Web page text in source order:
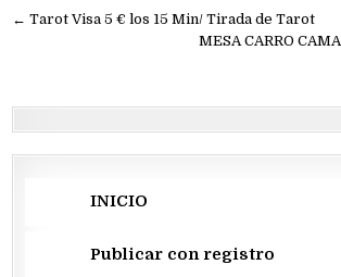
Navegación
← Tarot Visa 5 € los 15 Min/ Tirada de Tarot
MESA CARRO
INICIO
Publicar con registro